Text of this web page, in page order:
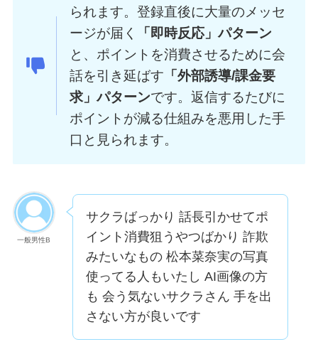
られます。登録直後に大量のメッセ
ージが届く
「即時反応」パターン
と、ポイントを消費させるために会
話を引き延ばす 「外部誘導/課金要
求」パターンです。返信するたびに
ポイントが減る仕組みを悪用した手
口と見られます。
一般男性B
サクラばっかり 話長引かせてポ
イント消費狙うやつばかり 詐欺
みたいなもの 松本菜奈実の写真
使ってる人もいたし AI画像の方
も 会う気ないサクラさん 手を出
さない方が良いです